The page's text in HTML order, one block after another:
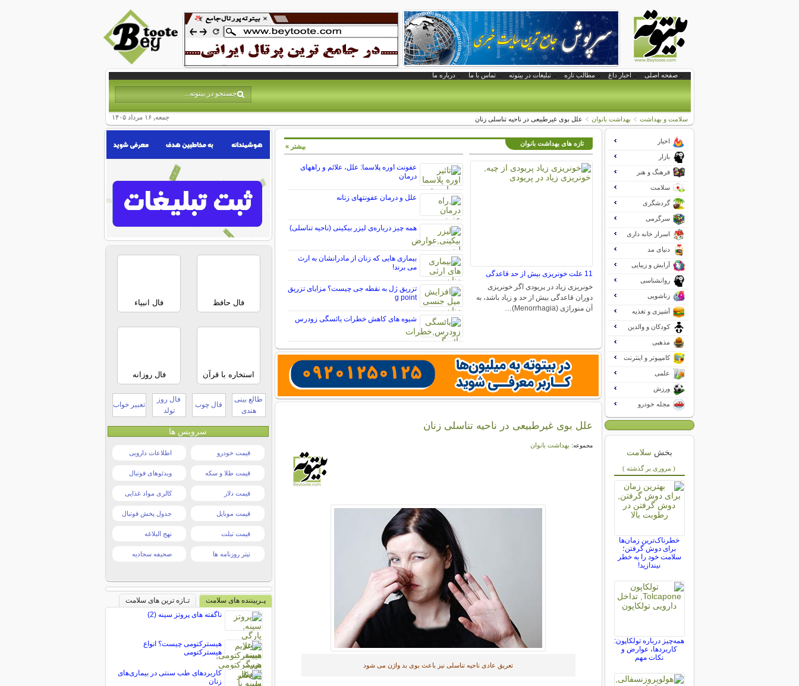
صفحه اصلی اخبار داغ مطالب تازه تبلیغات در بیتوته تماس با ما درباره ما
جمعه, ۱۶ مرداد ۱۴۰۵ سلامت و بهداشت بهداشت بانوان علل بوی غیرطبیعی در ناحیه تناسلی زنان
تازه های بهداشت بانوان
11 علت خونریزی بیش از حد قاعدگی
خونریزی زیاد در پریودی اگر خونریزی
دوران قاعدگی بیش از حد و زیاد باشد، به
آن منوراژی (Menorrhagia)…
عفونت اوره پلاسما: علل، علائم و راههای
درمان
علل و درمان عفونتهای زنانه
همه چیز درباره‌ی لیزر بیکینی (ناحیه تناسلی)
بیماری هایی که زنان از مادرانشان به ارث
می برند!
تزریق ژل به نقطه جی چیست؟ مزایای تزریق
g point
شیوه های کاهش خطرات یائسگی زودرس
بیشتر »
علل بوی غیرطبیعی در ناحیه تناسلی زنان
مجموعه: بهداشت بانوان
تعریق عادی ناحیه تناسلی نیز باعث بوی بد واژن می شود
اخبار
بازار
فرهنگ و هنر
سلامت
گردشگری
سرگرمی
اسرار خانه داری
دنیای مد
آرایش و زیبایی
روانشناسی
زناشویی
آشپزی و تغذیه
کودکان و والدین
مذهبی
کامپیوتر و اینترنت
علمی
ورزش
مجله خودرو
بخش سلامت
( مروری بر گذشته )
خطرناک‌ترین زمان‌ها
برای دوش گرفتن؛
سلامت خود را به خطر
نیندازید!
همه‌چیز درباره تولکاپون:
کاربردها، عوارض و
نکات مهم
فال حافظ فال انبیاء
استخاره با قرآن فال روزانه
طالع بینی
هندی
فال چوب
فال روز
تولد
تعبیر خواب
سرویس ها
قیمت خودرو اطلاعات دارویی
قیمت طلا و سکه ویدئوهای فوتبال
قیمت دلار کالری مواد غذایی
قیمت موبایل جدول پخش فوتبال
قیمت تبلت نهج البلاغه
تیتر روزنامه ها صحیفه سجادیه
پـربیننده های سلامت
تـازه ترین های سلامت
ناگفته ‌های پروتز سینه (2)
هیسترکتومی چیست؟ انواع
هیسترکتومی
كاربردهای طب سنتی در بیماری‌های
زنان